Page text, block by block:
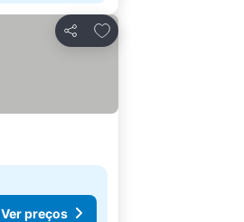
Partilhar
Adicionar aos favoritos
Ver preços